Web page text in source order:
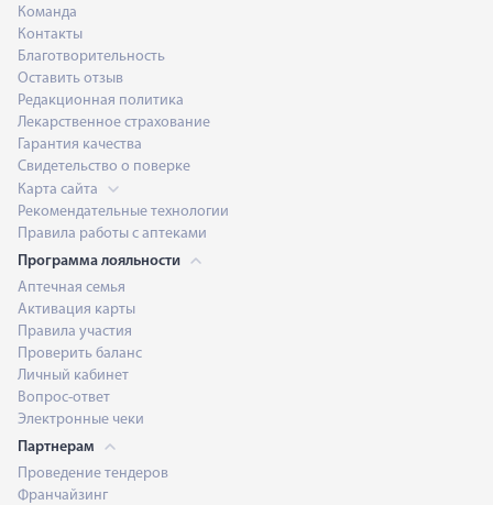
Команда
Контакты
Благотворительность
Оставить отзыв
Редакционная политика
Лекарственное страхование
Гарантия качества
Свидетельство о поверке
Карта сайта
Рекомендательные технологии
Правила работы с аптеками
Программа лояльности
Аптечная семья
Активация карты
Правила участия
Проверить баланс
Личный кабинет
Вопрос-ответ
Электронные чеки
Партнерам
Проведение тендеров
Франчайзинг